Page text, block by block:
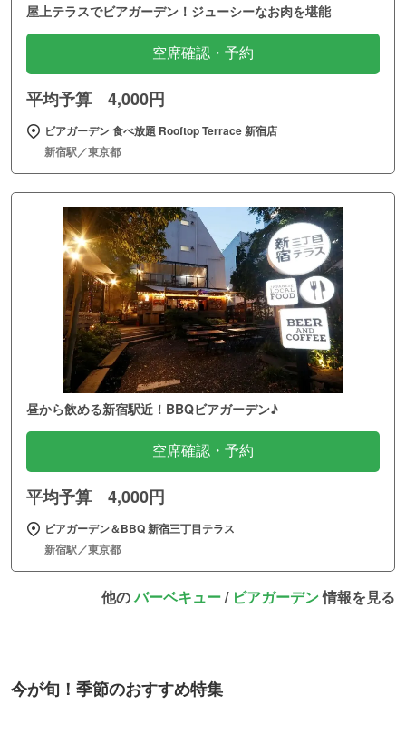
屋上テラスでビアガーデン！ジューシーなお肉を堪能
空席確認・予約
平均予算 4,000円
ビアガーデン 食べ放題 Rooftop Terrace 新宿店
新宿駅／東京都
昼から飲める新宿駅近！BBQビアガーデン♪
空席確認・予約
平均予算 4,000円
ビアガーデン＆BBQ 新宿三丁目テラス
新宿駅／東京都
他のバーベキュー/ ビアガーデン情報を見る
今が旬！季節のおすすめ特集